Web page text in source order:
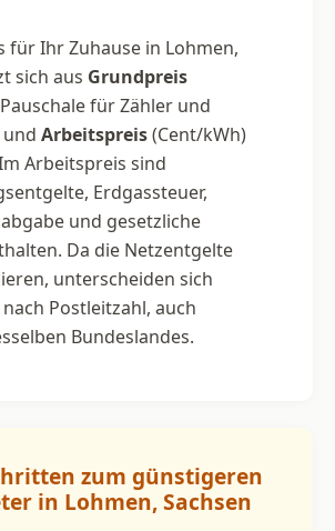
für Ihr Zuhause in Lohmen,
sich aus Grundpreis
für Zähler und
Arbeitspreis(Cent/kWh)
Arbeitspreis sind
Erdgassteuer,
und gesetzliche
Da die Netzentgelte
unterscheiden sich
Postleitzahl, auch
Bundeslandes.
zum günstigeren
in Lohmen, Sachsen